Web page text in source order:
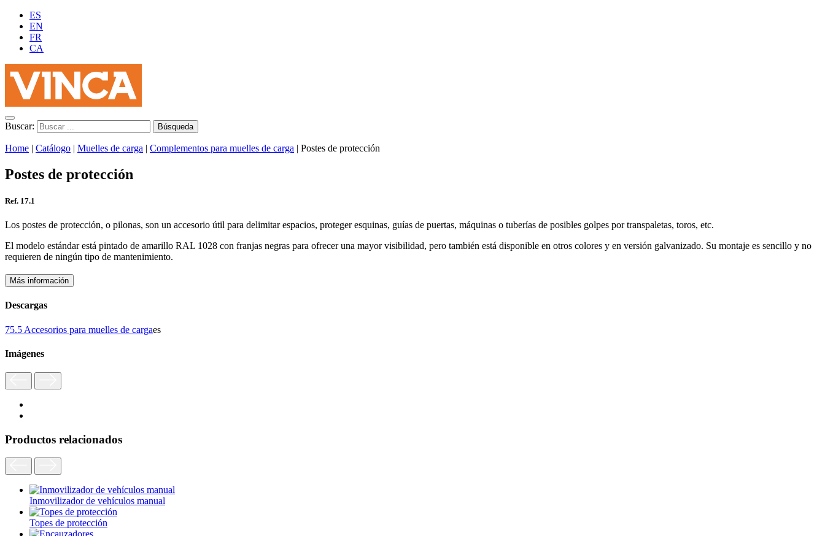
ES
EN
FR
CA
Buscar:
Home | Catálogo | Muelles de carga | Complementos para muelles de carga | Postes de protección
Postes de protección
Ref. 17.1
Los postes de protección, o pilonas, son un accesorio útil para delimitar espacios, proteger esquinas, guías de puertas, máquinas o tuberías de posibles golpes por transpaletas, toros, etc.
El modelo estándar está pintado de amarillo RAL 1028 con franjas negras para ofrecer una mayor visibilidad, pero también está disponible en otros colores y en versión galvanizado. Su montaje es sencillo y no
requieren de ningún tipo de mantenimiento.
Más información
Descargas
75.5 Accesorios para muelles de cargaes
Imágenes
Productos relacionados
Inmovilizador de vehículos manual
Topes de protección